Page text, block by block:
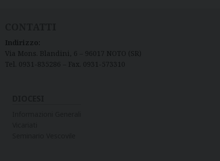
Indirizzo:
Via Mons. Blandini, 6 – 96017 NOTO (SR)
Tel. 0931-835286 – Fax. 0931-573310